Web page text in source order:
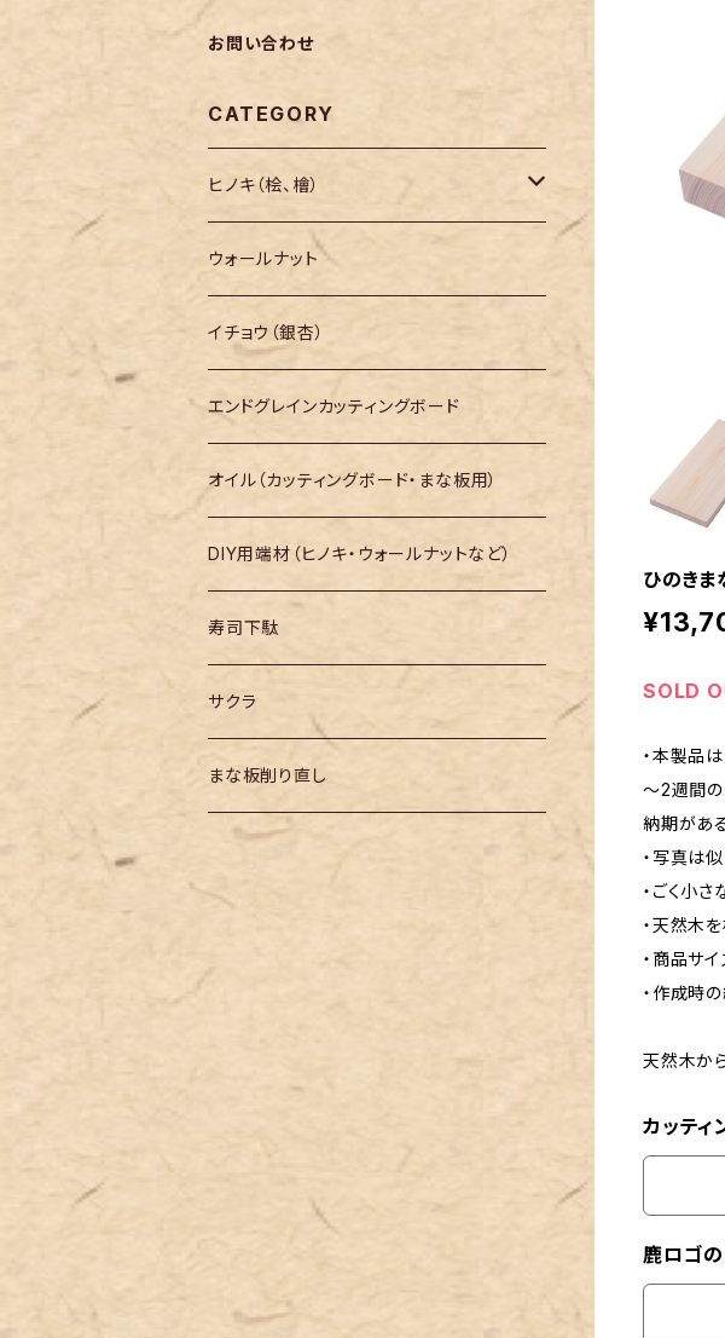
ひのき
SOLD
・本製品
～2週間の
納期があ
・写真は
・ごく小
・天然木を
・商品サ
・作成時
天然木か
カッティ
鹿ロゴ
お問い合わせ
CATEGORY
ヒノキ（桧、檜）
長さ200mm～
長さ300mm～
長さ400mm～
長さ500mm～
長さ600mm～
長さ700mm～
長さ800mm～
長さ900mm～
ウォールナット
イチョウ（銀杏）
エンドグレインカッティングボード
オイル（カッティングボード・まな板用）
DIY用端材（ヒノキ・ウォールナットなど）
寿司下駄
サクラ
まな板削り直し